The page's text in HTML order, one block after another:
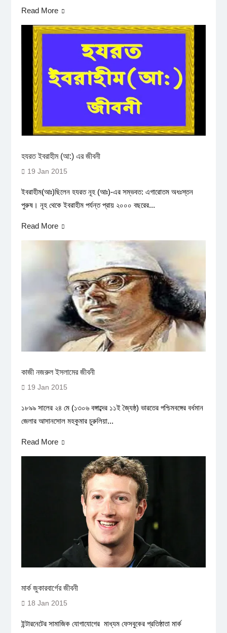
Read More
হযরত ইবরাহীম (আ:) এর জীবনী
19 Jan 2015
ইবরাহীম(আঃ)ছিলেন হযরত নূহ (আঃ)-এর সম্ভবত: এগারোতম অধঃস্তন
পুরুষ। নূহ থেকে ইবরাহীম পর্যন্ত প্রায় ২০০০ বছরের...
Read More
কাজী নজরুল ইসলামের জীবনী
19 Jan 2015
১৮৯৯ সালের ২৪ মে (১৩০৬ বঙ্গাব্দের ১১ই জ্যৈষ্ঠ) ভারতের পশ্চিমবঙ্গের বর্ধমান
জেলার আসানসোল মহকুমার চুরুলিয়া...
Read More
মার্ক জুকারবার্গের জীবনী
18 Jan 2015
ইন্টারনেটের সামাজিক যোগাযোগের মাধ্যম ফেসবুকের প্রতিষ্ঠাতা মার্ক